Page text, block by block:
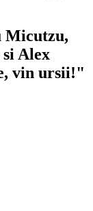
Micutzu,
Alex
vin ursii!"